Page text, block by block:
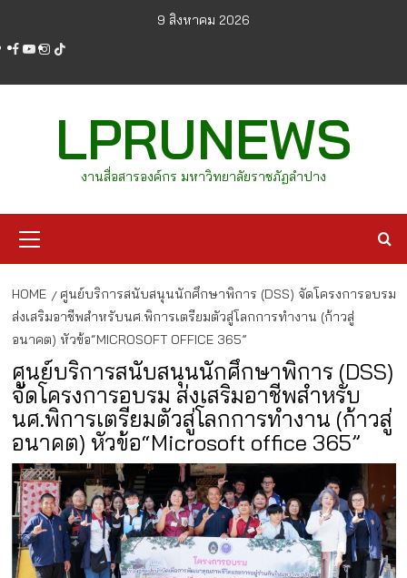
content
9 สิงหาคม 2026
facebook
youtube
instagram
tiktok
LPRUNEWS
งานสื่อสารองค์กร มหาวิทยาลัยราชภัฏลำปาง
Menu
HOME
ศูนย์บริการสนับสนุนนักศึกษาพิการ (DSS) จัดโครงการอบรม
ส่งเสริมอาชีพสำหรับนศ.พิการเตรียมตัวสู่โลกการทำงาน (ก้าวสู่
อนาคต) หัวข้อ“MICROSOFT OFFICE 365”
ศูนย์บริการสนับสนุนนักศึกษาพิการ (DSS)
จัดโครงการอบรม ส่งเสริมอาชีพสำหรับ
นศ.พิการเตรียมตัวสู่โลกการทำงาน (ก้าวสู่
อนาคต) หัวข้อ“Microsoft office 365”